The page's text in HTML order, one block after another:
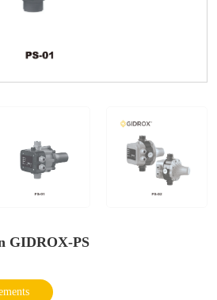
GIDROX-PS